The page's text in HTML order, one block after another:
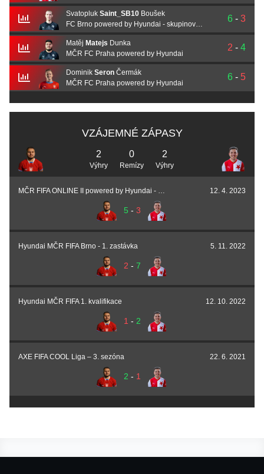
Svatopluk Saint_SB10Boušek
FC Brno powered by Hyundai - skupinová fáze
6 - 3
Matěj Matejs Dunka
MČR FC Praha powered by Hyundai
2 - 4
Dominik SeronČermák
MČR FC Praha powered by Hyundai
6 - 5
VZÁJEMNÉ ZÁPASY
2
Výhry
0
Remízy
2
Výhry
MČR FIFA ONLINE II powered by Hyundai - 3. kvalifikace 12. 4. 2023
5 - 3
Hyundai MČR FIFA Brno - 1. zastávka 5. 11. 2022
2 - 7
Hyundai MČR FIFA 1. kvalifikace 12. 10. 2022
1 - 2
AXE FIFA COOL Liga – 3. sezóna 22. 6. 2021
2 - 1